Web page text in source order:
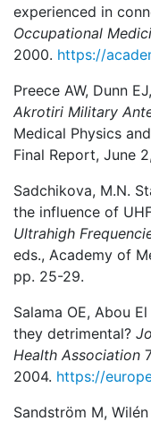
experienced in
Occupational
2000. https://
Preece AW, Dunn
Akrotiri Military
Medical Physics
Final Report, June
Sadchikova, M.N.
the influence of
Ultrahigh
eds., Academy of
pp. 25-29.
Salama OE, Abou
they detrimental?
Health Association
2004. https://
Sandström M,